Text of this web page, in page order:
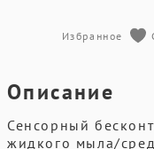
Избранное
Описание
Сенсорный
жидкого мыла/